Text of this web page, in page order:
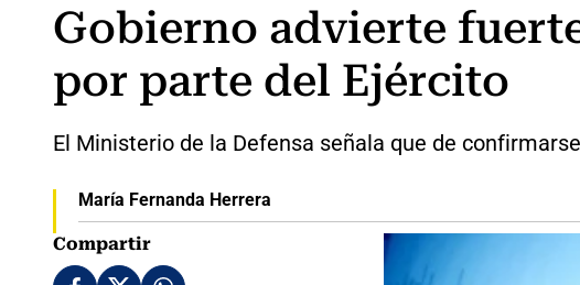
Gobierno advierte
por parte del Ejército
El Ministerio de la Defensa señala que de
María Fernanda Herrera
Compartir